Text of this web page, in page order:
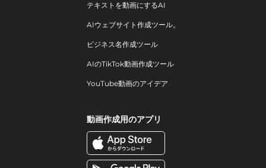
テキストを動画にするAI
AIウェブサイト作成ツール。
ビジネス名作成ツール
AIのTikTok動画作成ツール
YouTube動画のアイデア
動画作成用のアプリ